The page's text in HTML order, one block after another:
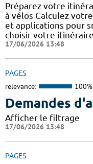
Préparez votre
à vélos Calculez
et applications pour
choisir votre
17/06/2026 13:48
PAGES
relevance: 100%
Demandes
Afficher le filtrage
17/06/2026 13:48
PAGES